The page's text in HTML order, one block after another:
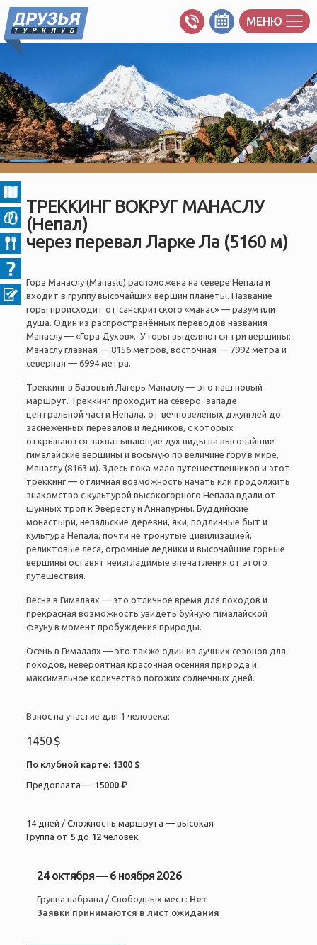
МЕНЮ
ТРЕККИНГ ВОКРУГ МАНАСЛУ
(Непал)
через перевал Ларке Ла (5160 м)
Гора Манаслу (Manaslu) расположена на севере Непала и
входит в группу высочайших вершин планеты. Название
горы происходит от санскритского «манас» — разум или
душа. Один из распространённых переводов названия
Манаслу — «Гора Духов». У горы выделяются три вершины:
Манаслу главная — 8156 метров, восточная — 7992 метра и
северная — 6994 метра.
Треккинг в Базовый Лагерь Манаслу — это наш новый
маршрут. Треккинг проходит на северо–западе
центральной части Непала, от вечнозеленых джунглей до
заснеженных перевалов и ледников, с которых
открываются захватывающие дух виды на высочайшие
гималайские вершины и восьмую по величине гору в мире,
Манаслу (8163 м). Здесь пока мало путешественников и этот
треккинг — отличная возможность начать или продолжить
знакомство с культурой высокогорного Непала вдали от
шумных троп к Эвересту и Аннапурны. Буддийские
монастыри, непальские деревни, яки, подлинные быт и
культура Непала, почти не тронутые цивилизацией,
реликтовые леса, огромные ледники и высочайшие горные
вершины оставят неизгладимые впечатления от этого
путешествия.
Весна в Гималаях — это отличное время для походов и
прекрасная возможность увидеть буйную гималайской
фауну в момент пробуждения природы.
Осень в Гималаях — это также один из лучших сезонов для
походов, невероятная красочная осенняя природа и
максимальное количество погожих солнечных дней.
Взнос на участие для 1 человека:
1450 $
По клубной карте: 1300 $
Предоплата — 15000 ₽
14 дней / Сложность маршрута — высокая
Группа от 5до 12человек
24 октября — 6 ноября 2026
Группа набрана / Свободных мест: Нет
Заявки принимаются в лист ожидания